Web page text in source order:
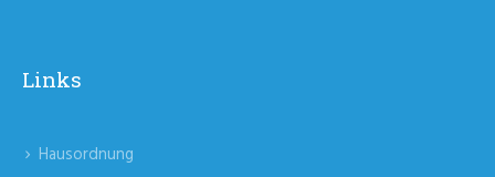
Links
Hausordnung